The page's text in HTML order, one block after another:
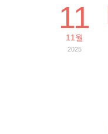
11
11월
2025